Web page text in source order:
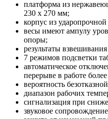
платформа из
230 x 270 мм;
корпус из
весы имеют ампулу
опоры;
результаты
7 режимов подсветки
автоматическое
перерыве в работе
вероятность
диапазон рабочих
сигнализация при
звуковое